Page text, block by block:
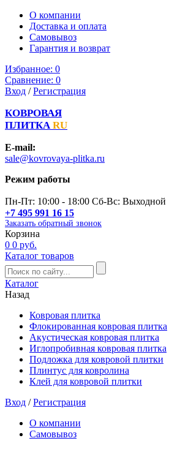
О компании
Доставка и оплата
Самовывоз
Гарантия и возврат
Избранное: 0
Сравнение: 0
Вход /Регистрация
КОВРОВАЯ
ПЛИТКА RU
E-mail:
sale@kovrovaya-plitka.ru
Режим работы
Пн-Пт: 10:00 - 18:00 Сб-Вс: Выходной
+7 495 991 16 15
Заказать обратный звонок
Корзина
0 0 руб.
Каталог товаров
Каталог
Назад
Ковровая плитка
Флокированная ковровая плитка
Акустическая ковровая плитка
Иглопробивная ковровая плитка
Подложка для ковровой плитки
Плинтус для ковролина
Клей для ковровой плитки
Вход /Регистрация
О компании
Самовывоз